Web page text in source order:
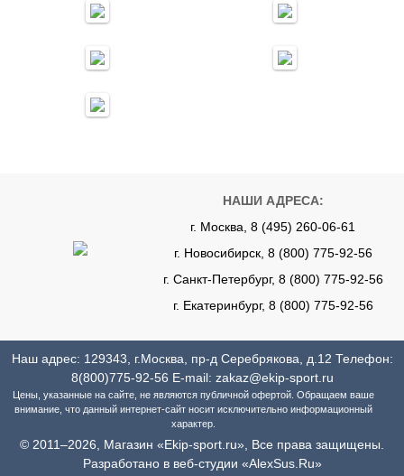
НАШИ АДРЕСА:
г. Москва, 8 (495) 260-06-61
г. Новосибирск, 8 (800) 775-92-56
г. Санкт-Петербург, 8 (800) 775-92-56
г. Екатеринбург, 8 (800) 775-92-56
Наш адрес: 129343, г.Москва, пр-д Серебрякова, д.12 Телефон:
8(800)775-92-56 E-mail: zakaz@ekip-sport.ru
Цены, указанные на сайте, не являются публичной офертой. Обращаем ваше
внимание, что данный интернет-сайт носит исключительно информационный
характер.
© 2011–2026, Магазин «Ekip-sport.ru», Все права защищены.
Разработано в веб-студии «AlexSus.Ru»